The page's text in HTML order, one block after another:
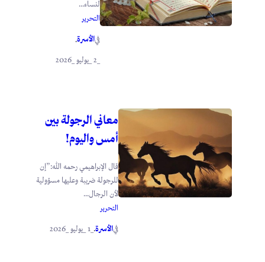
لنساء...
التحرير
فيالأسرة.
معاني الرجولة بين
أمس واليوم!
قال الإبراهيمي رحمه الله:”إن
للرجولة ضريبة وعليها مسؤولية
لأن الرجال...
التحرير
فيالأسرة.